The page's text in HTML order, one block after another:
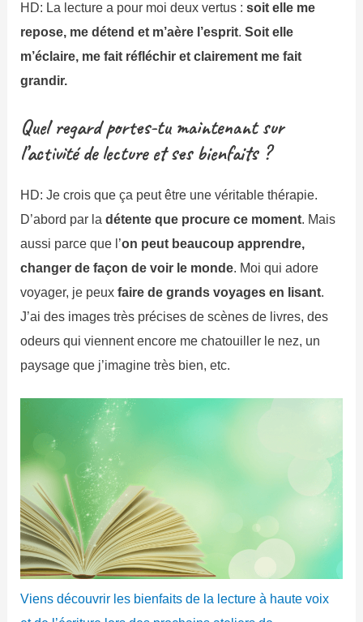
HD: La lecture a pour moi deux vertus :soit elle me
repose, me détend et m’aère l’esprit.Soit elle
m’éclaire, me fait réfléchir et clairement me fait
grandir.
Quel regard portes-tu maintenant sur
l’activité de lecture et ses bienfaits ?
HD: Je crois que ça peut être une véritable thérapie.
D’abord par ladétente que procure ce moment . Mais
aussi parce que l’on peut beaucoup apprendre,
changer de façon de voir le monde . Moi qui adore
voyager, je peux faire de grands voyages en lisant
J’ai des images très précises de scènes de livres, des
odeurs qui viennent encore me chatouiller le nez, un
paysage que j’imagine très bien, etc.
Viens découvrir les bienfaits de la lecture à haute voix